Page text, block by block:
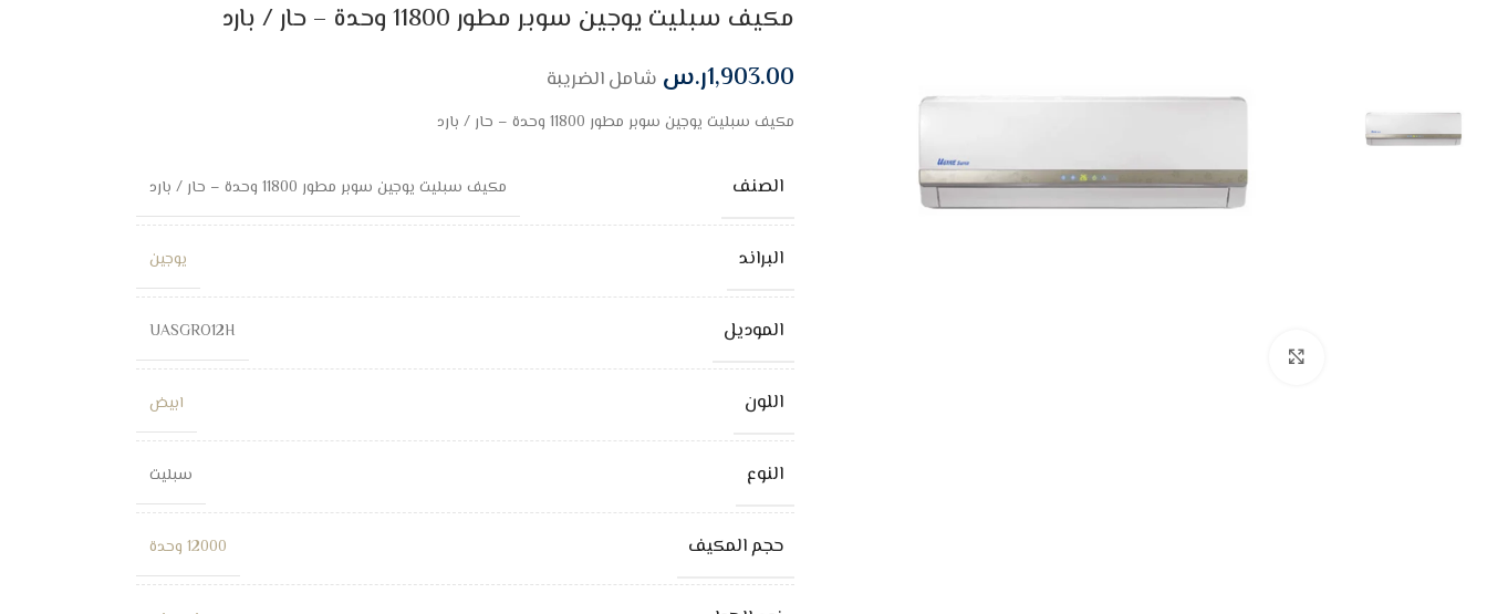
مكيف سبليت يوجين سوبر مطور 11800 وحدة – حار / بارد
1,903.00ر.س شامل الضريبة
مكيف سبليت يوجين سوبر مطور 11800 وحدة – حار / بارد
الصنف مكيف سبليت يوجين سوبر مطور 11800 وحدة – حار / بارد
البراند يوجين
الموديل UASGRO12H
اللون ابيض
النوع سبليت
حجم المكيف 12000 وحدة